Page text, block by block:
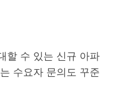
할 수 있는 신규 아파
수요자 문의도 꾸준